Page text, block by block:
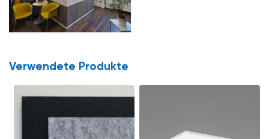
Verwendete Produkte